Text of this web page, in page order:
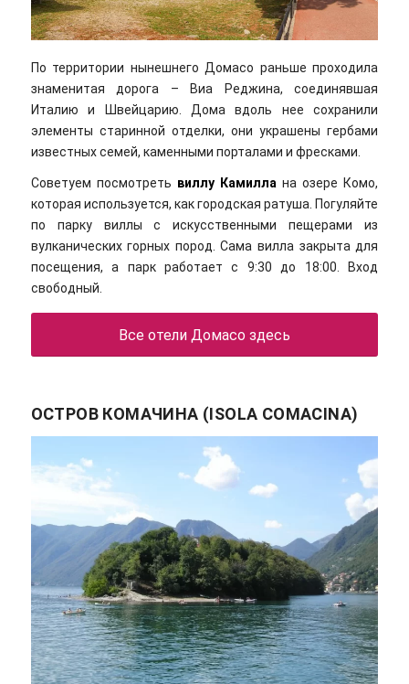
По территории нынешнего Домасо раньше проходила
знаменитая дорога – Виа Реджина, соединявшая
Италию и Швейцарию. Дома вдоль нее сохранили
элементы старинной отделки, они украшены гербами
известных семей, каменными порталами и фресками.
Советуем посмотреть виллу Камилла на озере Комо,
которая используется, как городская ратуша. Погуляйте
по парку виллы с искусственными пещерами из
вулканических горных пород. Сама вилла закрыта для
посещения, а парк работает с 9:30 до 18:00. Вход
свободный.
Все отели Домасо здесь
ОСТРОВ КОМАЧИНА (ISOLA COMACINA)